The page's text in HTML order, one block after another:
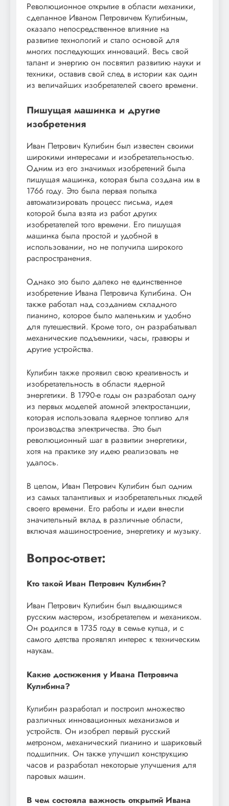
Революционное открытие в области механики,
сделанное Иваном Петровичем Кулибиным,
оказало непосредственное влияние на
развитие технологий и стало основой для
многих последующих инноваций. Весь свой
талант и энергию он посвятил развитию науки и
техники, оставив свой след в истории как один
из величайших изобретателей своего времени.
Пишущая машинка и другие
изобретения
Иван Петрович Кулибин был известен своими
широкими интересами и изобретательностью.
Одним из его значимых изобретений была
пишущая машинка, которая была создана им в
1766 году. Это была первая попытка
автоматизировать процесс письма, идея
которой была взята из работ других
изобретателей того времени. Его пишущая
машинка была простой и удобной в
использовании, но не получила широкого
распространения.
Однако это было далеко не единственное
изобретение Ивана Петровича Кулибина. Он
также работал над созданием складного
пианино, которое было маленьким и удобно
для путешествий. Кроме того, он разрабатывал
механические подъемники, часы, гравюры и
другие устройства.
Кулибин также проявил свою креативность и
изобретательность в области ядерной
энергетики. В 1790-е годы он разработал одну
из первых моделей атомной электростанции,
которая использовала ядерное топливо для
производства электричества. Это был
революционный шаг в развитии энергетики,
хотя на практике эту идею реализовать не
удалось.
В целом, Иван Петрович Кулибин был одним
из самых талантливых и изобретательных людей
своего времени. Его работы и идеи внесли
значительный вклад в различные области,
включая машиностроение, энергетику и музыку.
Вопрос-ответ:
Кто такой Иван Петрович Кулибин?
Иван Петрович Кулибин был выдающимся
русским мастером, изобретателем и механиком.
Он родился в 1735 году в семье купца, и с
самого детства проявлял интерес к техническим
наукам.
Какие достижения у Ивана Петровича
Кулибина?
Кулибин разработал и построил множество
различных инновационных механизмов и
устройств. Он изобрел первый русский
метроном, механический пианино и шариковый
подшипник. Он также улучшил конструкцию
часов и разработал некоторые улучшения для
паровых машин.
В чем состояла важность открытий Ивана